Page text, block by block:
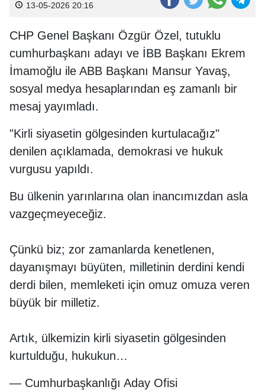
13-05-2026 20:16
CHP Genel Başkanı Özgür Özel, tutuklu
cumhurbaşkanı adayı ve İBB Başkanı Ekrem
İmamoğlu ile ABB Başkanı Mansur Yavaş,
sosyal medya hesaplarından eş zamanlı bir
mesaj yayımladı.
"Kirli siyasetin gölgesinden kurtulacağız"
denilen açıklamada, demokrasi ve hukuk
vurgusu yapıldı.
Bu ülkenin yarınlarına olan inancımızdan asla
vazgeçmeyeceğiz.
Çünkü biz; zor zamanlarda kenetlenen,
dayanışmayı büyüten, milletinin derdini kendi
derdi bilen, memleketi için omuz omuza veren
büyük bir milletiz.
Artık, ülkemizin kirli siyasetin gölgesinden
kurtulduğu, hukukun…
— Cumhurbaşkanlığı Aday Ofisi